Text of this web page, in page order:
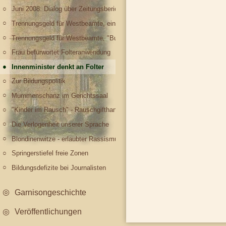
Juni 2008: Dialog über Zeitungsberichte zum Großbrand auf dem ehem.
Trennungsgeld für Westbeamte, eine Leserpost dazu
Trennungsgeld für Westbeamte, "Buschzulage", und deren unredliche
Frau befürwortet Folteranwendung
Innenminister denkt an Folter
Zur Bildungspolitik
Mummenschanz im Gerichtssaal
"Kinder im Rausch" - Rauschgifthandel im Lehrplan brandenburgischer
Die Verlogenheit unserer Sprache
Blondinenwitze - erlaubter Rassismus
Springerstiefel freie Zonen
Bildungsdefizite bei Journalisten
Garnisongeschichte
Veröffentlichungen